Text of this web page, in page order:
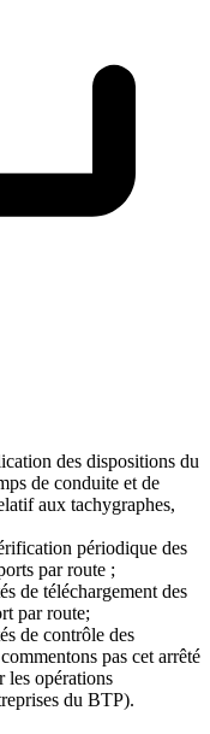
des dispositions du
de conduite et de
aux tachygraphes,
périodique des
par route ;
de téléchargement des
par route;
de contrôle des
pas cet arrêté
les opérations
du BTP).